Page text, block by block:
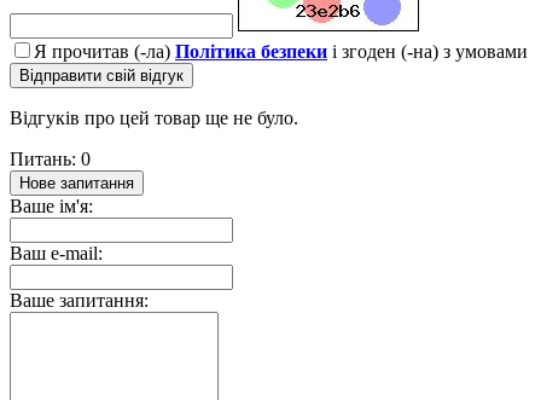
Я прочитав (-ла) Політика безпеки і згоден (-на) з умовами
Відправити свій відгук
Відгуків про цей товар ще не було.
Питань: 0
Нове запитання
Ваше ім'я:
Ваш e-mail:
Ваше запитання: